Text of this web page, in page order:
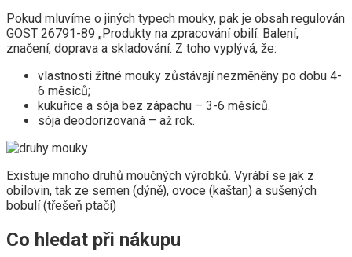
Pokud mluvíme o jiných typech mouky, pak je obsah regulován
GOST 26791-89 „Produkty na zpracování obilí. Balení,
značení, doprava a skladování. Z toho vyplývá, že:
vlastnosti žitné mouky zůstávají nezměněny po dobu 4-
6 měsíců;
kukuřice a sója bez zápachu – 3-6 měsíců.
sója deodorizovaná – až rok.
Existuje mnoho druhů moučných výrobků. Vyrábí se jak z
obilovin, tak ze semen (dýně), ovoce (kaštan) a sušených
bobulí (třešeň ptačí)
Co hledat při nákupu